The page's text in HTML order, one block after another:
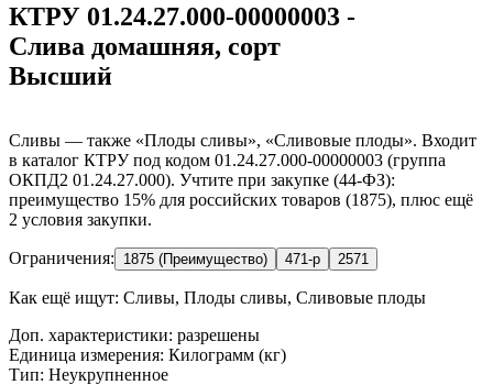
КТРУ 01.24.27.000-00000003 -
Слива домашняя, сорт
Высший
Сливы — также «Плоды сливы», «Сливовые плоды». Входит
в каталог КТРУ под кодом 01.24.27.000-00000003 (группа
ОКПД2 01.24.27.000). Учтите при закупке (44-ФЗ):
преимущество 15% для российских товаров (1875), плюс ещё
2 условия закупки.
Ограничения: 1875 (Преимущество) 471-р 2571
Как ещё ищут: Сливы, Плоды сливы, Сливовые плоды
Доп. характеристики: разрешены
Единица измерения: Килограмм (кг)
Тип: Неукрупненное